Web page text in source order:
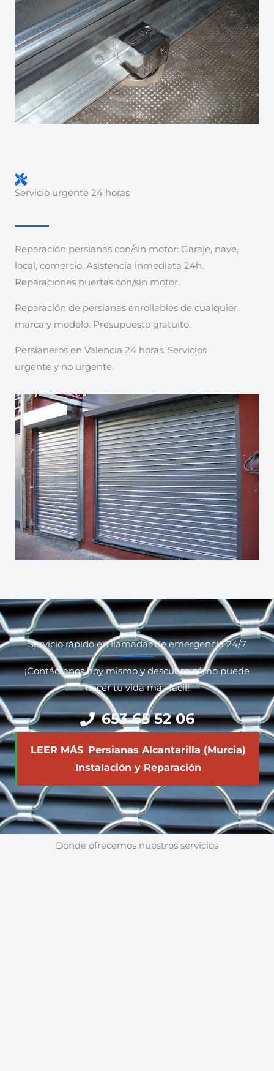
Servicio urgente 24 horas
Reparación persianas con/sin motor: Garaje, nave,
local, comercio. Asistencia inmediata 24h.
Reparaciones puertas con/sin motor.
Reparación de persianas enrollables de cualquier
marca y modelo. Presupuesto gratuito.
Persianeros en Valencia 24 horas. Servicios
urgente y no urgente.
Servicio rápido en llamadas de emergencia 24/7
¡Contáctanos hoy mismo y descubre cómo puede
hacer tu vida más fácil!
653 65 52 06
LEER MÁS Persianas Alcantarilla (Murcia)
Instalación y Reparación
Donde ofrecemos nuestros servicios